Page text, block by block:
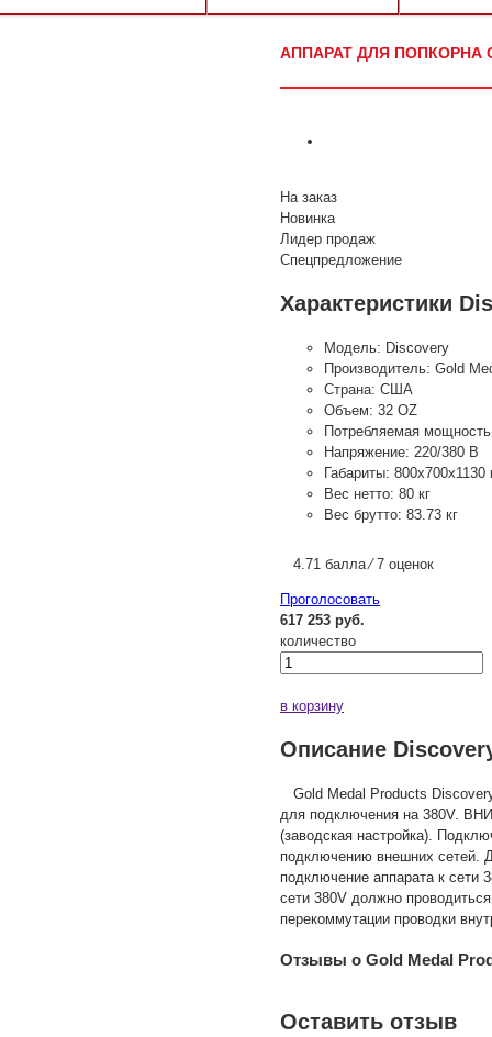
АППАРАТ ДЛЯ ПОПКОРНА
На заказ
Новинка
Лидер продаж
Спецпредложение
Характеристики
Модель: Discovery
Производитель: Gold
Страна: США
Объем: 32 OZ
Потребляемая
Напряжение: 220/380 В
Габариты:
Вес нетто: 80 кг
Вес брутто: 83.73 кг
4.71 балла ⁄ 7 оценок
Проголосовать
617 253 руб.
количество
в корзину
Описание
Gold Medal Products
для подключения на 380V.
(заводская настройка).
подключению внешних сетей.
подключение аппарата к сети
сети 380V должно
перекоммутации проводки
Отзывы о Gold Medal
Оставить отзыв